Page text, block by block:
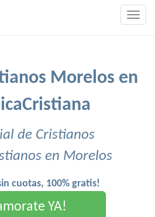
Morelos en
de Cristianos
en Morelos
cuotas, 100% gratis!
YA!